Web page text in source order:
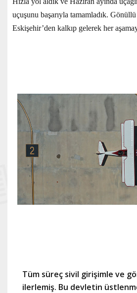
uçuşunu başarıyla tamamladık. Gönüllü
Eskişehir’den kalkıp gelerek her
Tüm süreç sivil girişimle ve
ilerlemiş. Bu devletin